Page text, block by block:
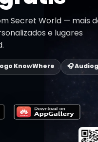
Secret World — mais
e lugares
KnowWhere
🎧